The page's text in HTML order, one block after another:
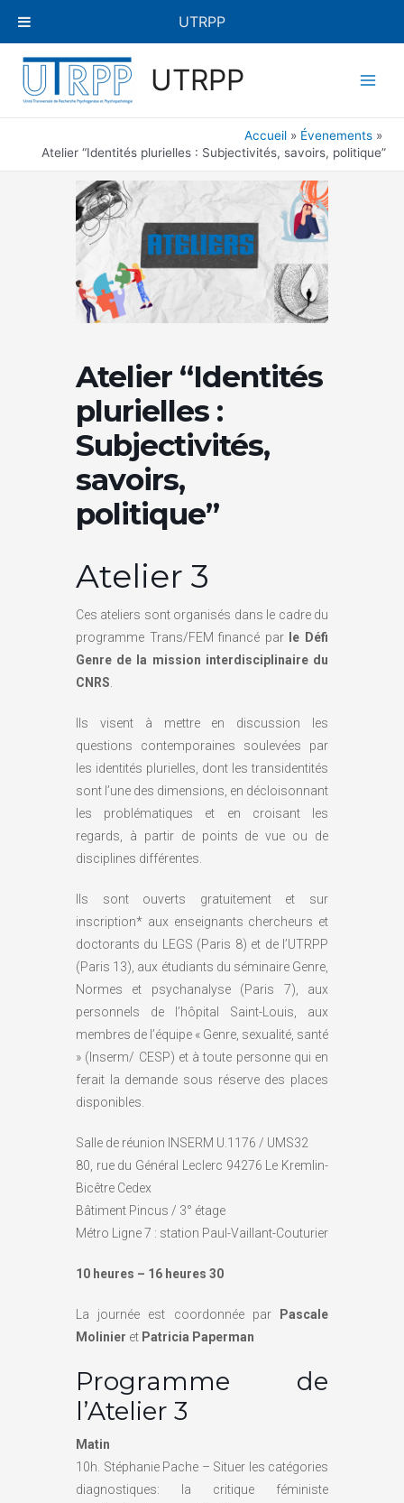
contenu
UTRPP
Accueil
Évenements
Atelier “Identités plurielles : Subjectivités, savoirs, politique”
Atelier “Identités
plurielles :
Subjectivités,
savoirs,
politique”
Atelier 3
Ces ateliers sont organisés dans le cadre du
programme Trans/FEM financé par
le Défi
Genre de la mission interdisciplinaire du
CNRS
Ils visent à mettre en discussion les
questions contemporaines soulevées par
les identités plurielles, dont les transidentités
sont l’une des dimensions, en décloisonnant
les problématiques et en croisant les
regards, à partir de points de vue ou de
disciplines différentes.
Ils sont ouverts gratuitement et sur
inscription* aux enseignants chercheurs et
doctorants du LEGS (Paris 8) et de l’UTRPP
(Paris 13), aux étudiants du séminaire Genre,
Normes et psychanalyse (Paris 7), aux
personnels de l’hôpital Saint-Louis, aux
membres de l’équipe « Genre, sexualité, santé
» (Inserm/ CESP) et à toute personne qui en
ferait la demande sous réserve des places
disponibles.
Salle de réunion INSERM U.1176 / UMS32
80, rue du Général Leclerc 94276 Le Kremlin-
Bicêtre Cedex
Bâtiment Pincus / 3° étage
Métro Ligne 7 : station Paul-Vaillant-Couturier
10 heures – 16 heures 30
La journée est coordonnée par
Pascale
Molinier et Patricia Paperman
Programme de
l’Atelier 3
Matin
10h. Stéphanie Pache – Situer les catégories
diagnostiques: la critique féministe
UTRPP